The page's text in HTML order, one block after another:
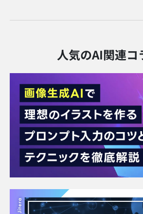
人気のAI関連コ